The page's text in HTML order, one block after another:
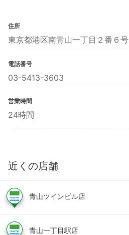
住所
東京都港区南青山一丁目２番６号
電話番号
03-5413-3603
営業時間
24時間
近くの店舗
青山ツインビル店
青山一丁目駅店